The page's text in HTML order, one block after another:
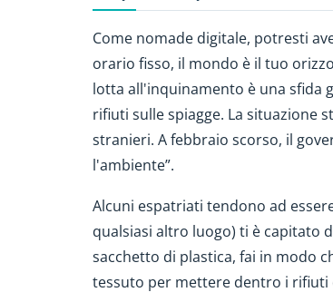
Come nomade digitale, potresti
orario fisso, il mondo è il tuo
lotta all'inquinamento è una sfida
rifiuti sulle spiagge. La situazione
stranieri. A febbraio scorso, il
l'ambiente”.
Alcuni espatriati tendono ad
qualsiasi altro luogo) ti è capitato
sacchetto di plastica, fai in modo
tessuto per mettere dentro i rifiuti